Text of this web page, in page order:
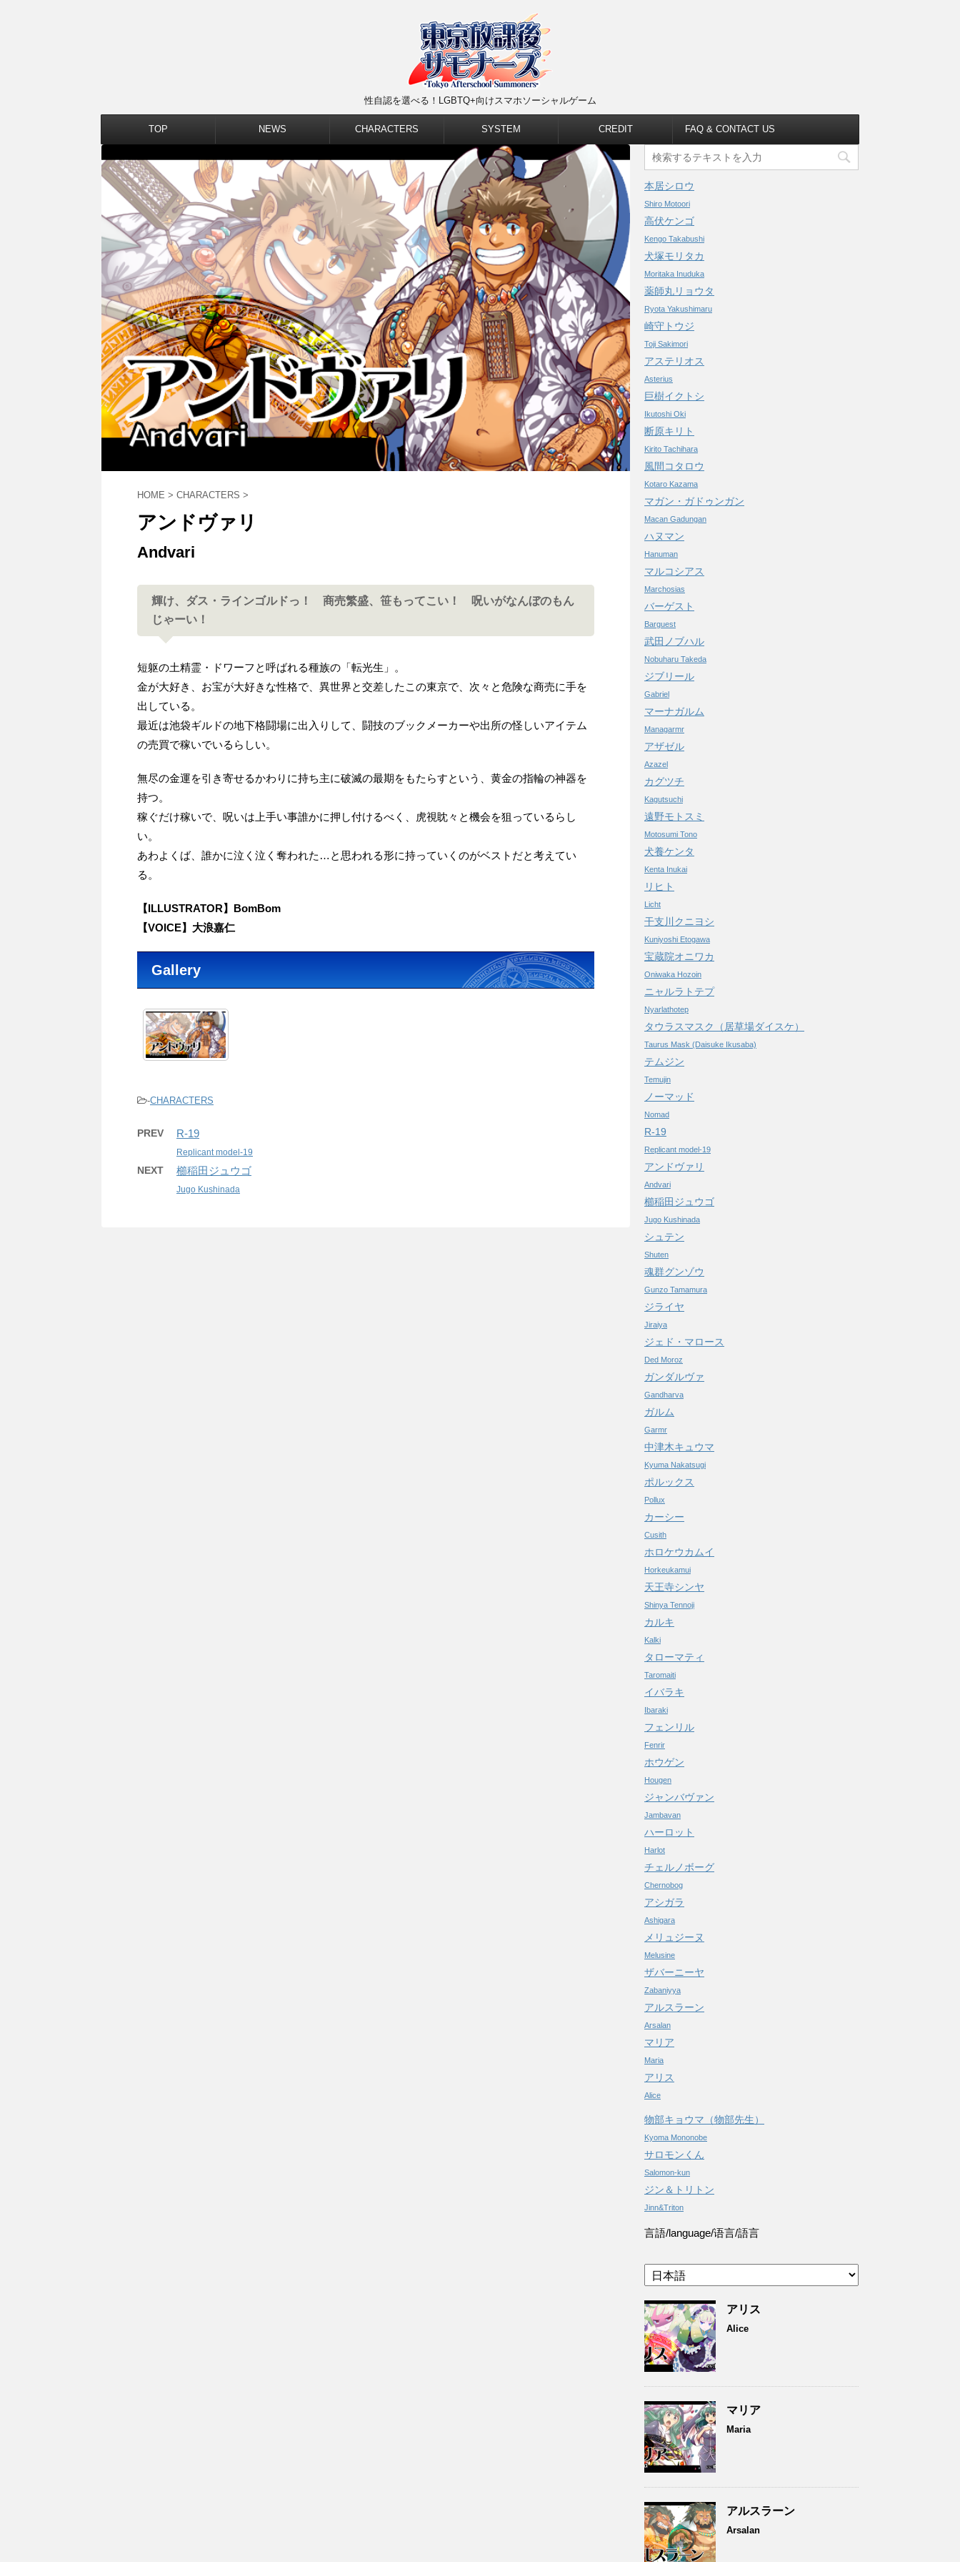
性自認を選べる！LGBTQ+向けスマホソーシャルゲーム
TOP NEWS CHARACTERS SYSTEM CREDIT FAQ & CONTACT US
HOME > CHARACTERS >
アンドヴァリ
Andvari
輝け、ダス・ラインゴルドっ！ 商売繁盛、笹もってこい！ 呪いがなんぼのもん
じゃーい！
短躯の土精霊・ドワーフと呼ばれる種族の「転光生」。
金が大好き、お宝が大好きな性格で、異世界と交差したこの東京で、次々と危険な商売に手を
出している。
最近は池袋ギルドの地下格闘場に出入りして、闘技のブックメーカーや出所の怪しいアイテム
の売買で稼いでいるらしい。
無尽の金運を引き寄せるかわりに持ち主に破滅の最期をもたらすという、黄金の指輪の神器を
持つ。
稼ぐだけ稼いで、呪いは上手い事誰かに押し付けるべく、虎視眈々と機会を狙っているらし
い。
あわよくば、誰かに泣く泣く奪われた…と思われる形に持っていくのがベストだと考えてい
る。
【ILLUSTRATOR】BomBom
【VOICE】大浪嘉仁
Gallery
-CHARACTERS
PREV R-19
Replicant model-19
NEXT 櫛稲田ジュウゴ
Jugo Kushinada
本居シロウ
Shiro Motoori
高伏ケンゴ
Kengo Takabushi
犬塚モリタカ
Moritaka Inuduka
薬師丸リョウタ
Ryota Yakushimaru
崎守トウジ
Toji Sakimori
アステリオス
Asterius
巨樹イクトシ
Ikutoshi Oki
断原キリト
Kirito Tachihara
風間コタロウ
Kotaro Kazama
マガン・ガドゥンガン
Macan Gadungan
ハヌマン
Hanuman
マルコシアス
Marchosias
バーゲスト
Barguest
武田ノブハル
Nobuharu Takeda
ジブリール
Gabriel
マーナガルム
Managarmr
アザゼル
Azazel
カグツチ
Kagutsuchi
遠野モトスミ
Motosumi Tono
犬養ケンタ
Kenta Inukai
リヒト
Licht
干支川クニヨシ
Kuniyoshi Etogawa
宝蔵院オニワカ
Oniwaka Hozoin
ニャルラトテプ
Nyarlathotep
タウラスマスク（居草場ダイスケ）
Taurus Mask (Daisuke Ikusaba)
テムジン
Temujin
ノーマッド
Nomad
R-19
Replicant model-19
アンドヴァリ
Andvari
櫛稲田ジュウゴ
Jugo Kushinada
シュテン
Shuten
魂群グンゾウ
Gunzo Tamamura
ジライヤ
Jiraiya
ジェド・マロース
Ded Moroz
ガンダルヴァ
Gandharva
ガルム
Garmr
中津木キュウマ
Kyuma Nakatsugi
ポルックス
Pollux
カーシー
Cusith
ホロケウカムイ
Horkeukamui
天王寺シンヤ
Shinya Tennoji
カルキ
Kalki
タローマティ
Taromaiti
イバラキ
Ibaraki
フェンリル
Fenrir
ホウゲン
Hougen
ジャンバヴァン
Jambavan
ハーロット
Harlot
チェルノボーグ
Chernobog
アシガラ
Ashigara
メリュジーヌ
Melusine
ザバーニーヤ
Zabaniyya
アルスラーン
Arsalan
マリア
Maria
アリス
Alice
物部キョウマ（物部先生）
Kyoma Mononobe
サロモンくん
Salomon-kun
ジン＆トリトン
Jinn&Triton
言語/language/语言/語言
アリス
Alice
マリア
Maria
アルスラーン
Arsalan